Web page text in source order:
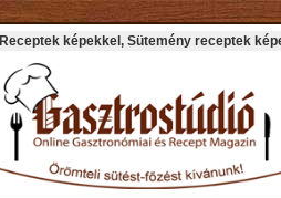
Receptek képekkel, Sütemény receptek